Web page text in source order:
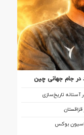
در جام جهانی چین
بوکس